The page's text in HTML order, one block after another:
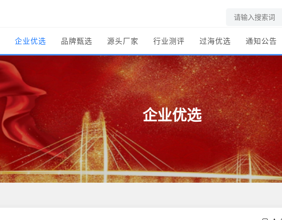
企业优选 品牌甄选 源头厂家 行业测评 过海优选 通知公告
企业优选